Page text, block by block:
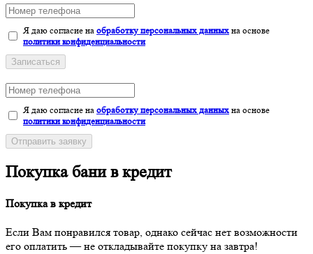
Я даю согласие на обработку персональных данных на основе
политики конфиденциальности
Записаться
Я даю согласие на обработку персональных данных на основе
политики конфиденциальности
Отправить заявку
Покупка бани в кредит
Покупка в кредит
Если Вам понравился товар, однако сейчас нет возможности
его оплатить — не откладывайте покупку на завтра!